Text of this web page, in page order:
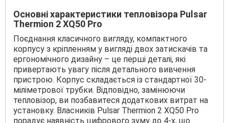
Основні характеристики тепловізора Pulsar
Thermion 2 XQ50 Pro
Поєднання класичного вигляду, компактного
корпусу з кріпленням у вигляді двох затискачів та
ергономічного дизайну – це перші деталі, які
привертають увагу після детального вивчення
пристрою. Корпус складається із стандартної 30-
міліметрової трубки. Відповідно, замінюючи
тепловізор, ви позбавитеся додаткових витрат на
установку. Власників Pulsar Thermion 2 XQ50 Pro
порадує наявність цифрового зуму до 4-х, що